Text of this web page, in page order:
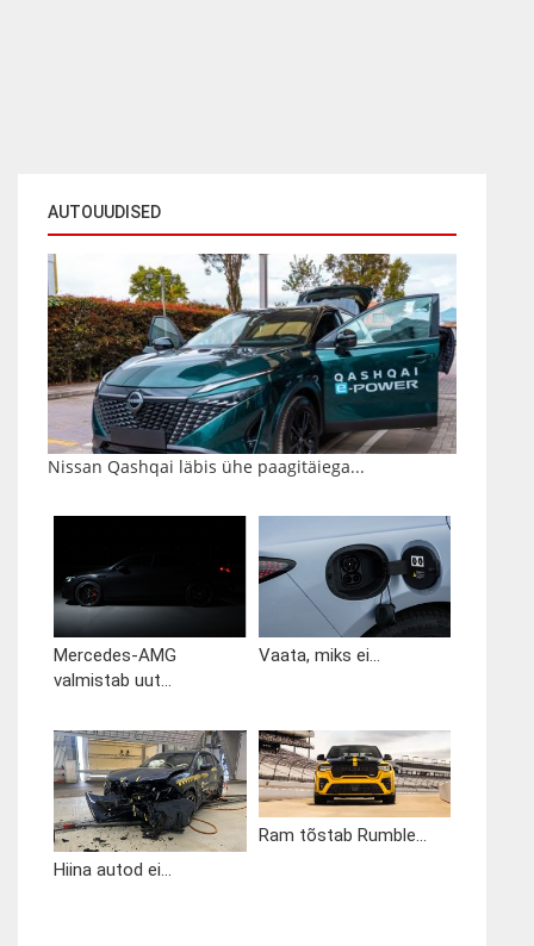
AUTOUUDISED
Nissan Qashqai läbis ühe paagitäiega...
Mercedes-AMG
valmistab uut...
Vaata, miks ei...
Hiina autod ei...
Ram tõstab Rumble...